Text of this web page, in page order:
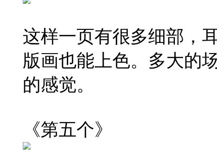
这样一页有很多细部，
版画也能上色。多大的
的感觉。
《第五个》